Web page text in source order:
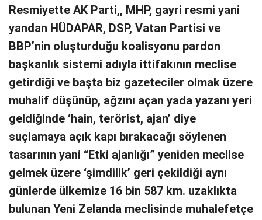
Resmiyette AK Parti,, MHP, gayri resmi yani
yandan HÜDAPAR, DSP, Vatan Partisi ve
BBP’nin oluşturduğu koalisyonu pardon
başkanlık sistemi adıyla ittifakının meclise
getirdiği ve başta biz gazeteciler olmak üzere
muhalif düşünüp, ağzını açan yada yazanı yeri
geldiğinde ‘hain, terörist, ajan’ diye
suçlamaya açık kapı bırakacağı söylenen
tasarının yani “Etki ajanlığı” yeniden meclise
gelmek üzere ‘şimdilik’ geri çekildiği aynı
günlerde ülkemize 16 bin 587 km. uzaklıkta
bulunan Yeni Zelanda meclisinde muhalefetçe